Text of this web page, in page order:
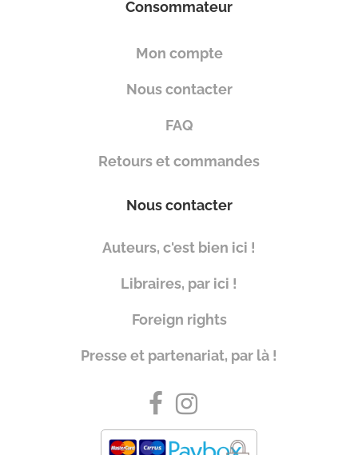
Consommateur
Mon compte
Nous contacter
FAQ
Retours et commandes
Nous contacter
Auteurs, c'est bien ici !
Libraires, par ici !
Foreign rights
Presse et partenariat, par là !